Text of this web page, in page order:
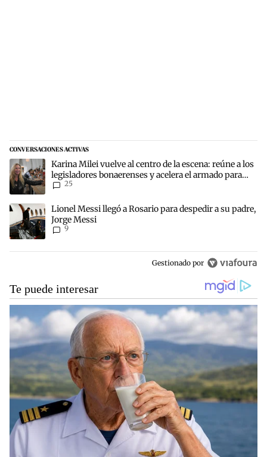
CONVERSACIONES ACTIVAS
Este listado muestra los artículos con más comentarios en los
Un artículo de tendencia con el título "Karina Milei vuelve al centro
Karina Milei vuelve al centro de la escena: reúne a los
legisladores bonaerenses y acelera el armado para
2027
25
Un artículo de tendencia con el título "Lionel Messi llegó a
Lionel Messi llegó a Rosario para despedir a su padre,
Jorge Messi
9
Gestionado por